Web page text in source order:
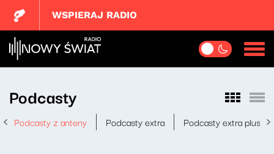
WSPIERAJ RADIO
Podcasty
Podcasty z anteny Podcasty extra Podcasty extra plus